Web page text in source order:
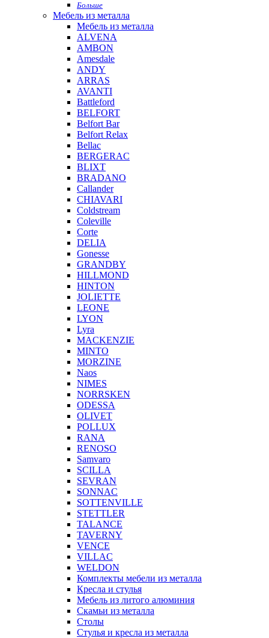
Больше
Мебель из металла
Мебель из металла
ALVENA
AMBON
Amesdale
ANDY
ARRAS
AVANTI
Battleford
BELFORT
Belfort Bar
Belfort Relax
Bellac
BERGERAC
BLIXT
BRADANO
Callander
CHIAVARI
Coldstream
Coleville
Corte
DELIA
Gonesse
GRANDBY
HILLMOND
HINTON
JOLIETTE
LEONE
LYON
Lyra
MACKENZIE
MINTO
MORZINE
Naos
NIMES
NORRSKEN
ODESSA
OLIVET
POLLUX
RANA
RENOSO
Samvaro
SCILLA
SEVRAN
SONNAC
SOTTENVILLE
STETTLER
TALANCE
TAVERNY
VENCE
VILLAC
WELDON
Комплекты мебели из металла
Кресла и стулья
Мебель из литого алюминия
Скамьи из металла
Столы
Стулья и кресла из металла